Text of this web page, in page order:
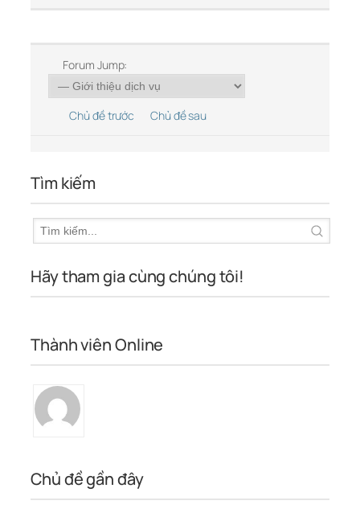
Forum Jump:
Chủ đề trước Chủ đề sau
Tìm kiếm
Hãy tham gia cùng chúng tôi!
Thành viên Online
Chủ đề gần đây